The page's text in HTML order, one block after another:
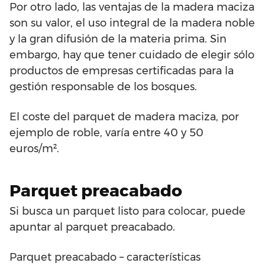
Por otro lado, las ventajas de la madera maciza
son su valor, el uso integral de la madera noble
y la gran difusión de la materia prima. Sin
embargo, hay que tener cuidado de elegir sólo
productos de empresas certificadas para la
gestión responsable de los bosques.
El coste del parquet de madera maciza, por
ejemplo de roble, varía entre 40 y 50
euros/m².
Parquet preacabado
Si busca un parquet listo para colocar, puede
apuntar al parquet preacabado.
Parquet preacabado – características